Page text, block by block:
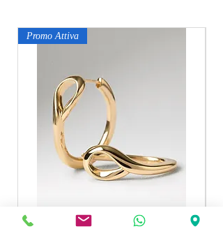
Promo Attiva